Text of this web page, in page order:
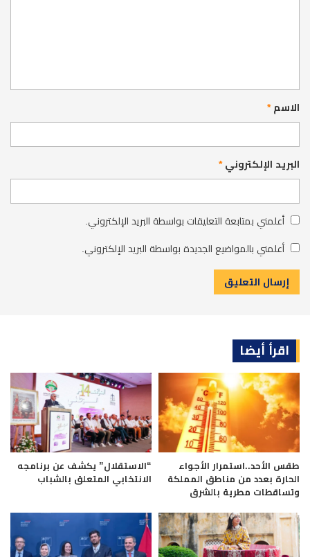
الاسم*
البريد الإلكتروني*
أعلمني بمتابعة التعليقات بواسطة البريد الإلكتروني.
أعلمني بالمواضيع الجديدة بواسطة البريد الإلكتروني.
اقرأ أيضا
طقس الأحد..استمرار الأجواء
الحارة بعدد من مناطق المملكة
وتساقطات مطرية بالشرق
“الاستقلال” يكشف عن برنامجه
الانتخابي المتعلق بالشباب